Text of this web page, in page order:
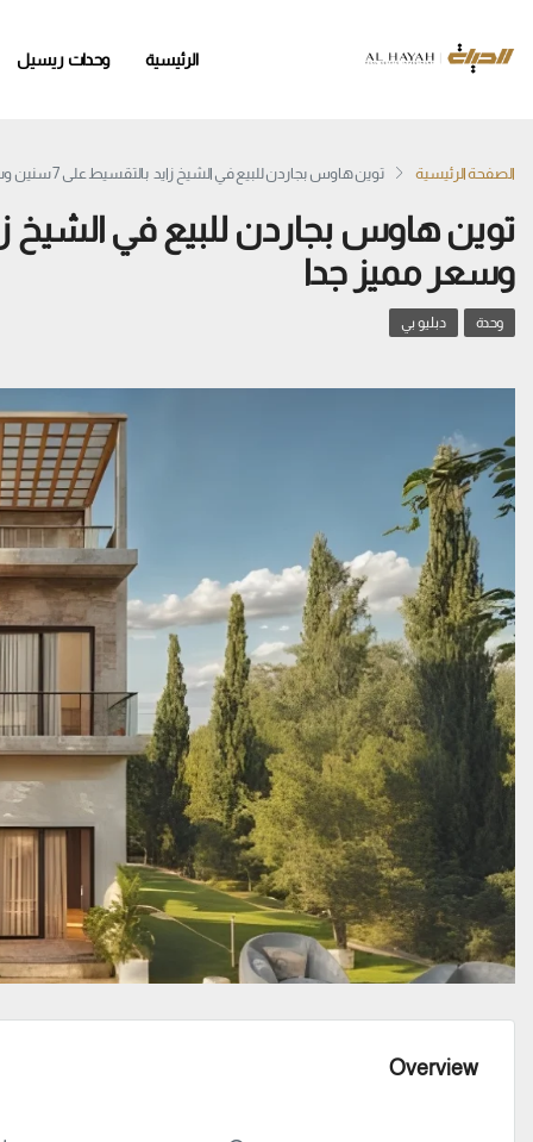
الرئيسية وحدات ريسيل
الصفحة الرئيسية توين هاوس بجاردن للبيع في الشيخ زايد بالتقسيط على 7 سنين وسعر مميز جدا
وسعر مميز جدا
وحدة دبليو بي
Overview